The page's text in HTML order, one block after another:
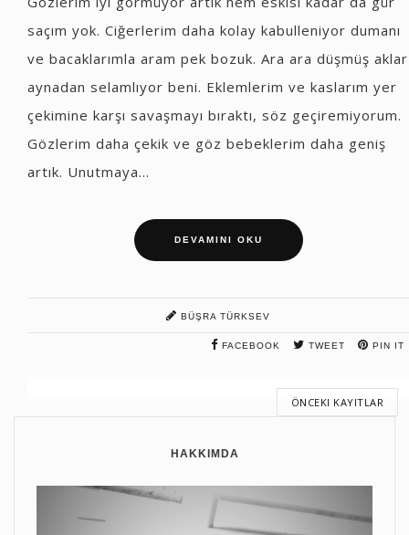
saçım yok. Ciğerlerim daha kolay kabulleniyor dumanı
ve bacaklarımla aram pek bozuk. Ara ara düşmüş aklar
aynadan selamlıyor beni. Eklemlerim ve kaslarım yer
çekimine karşı savaşmayı bıraktı, söz geçiremiyorum.
Gözlerim daha çekik ve göz bebeklerim daha geniş
artık. Unutmaya...
DEVAMINI OKU
BÜŞRA TÜRKSEV
FACEBOOK TWEET PIN IT
ÖNCEKI KAYITLAR
HAKKIMDA